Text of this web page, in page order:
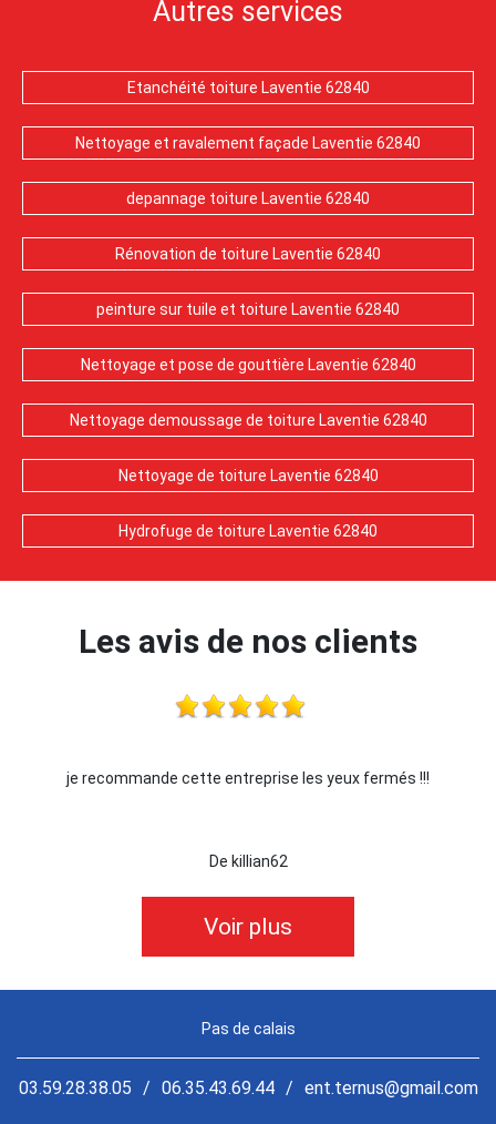
Autres services
Etanchéité toiture Laventie 62840
Nettoyage et ravalement façade Laventie 62840
depannage toiture Laventie 62840
Rénovation de toiture Laventie 62840
peinture sur tuile et toiture Laventie 62840
Nettoyage et pose de gouttière Laventie 62840
Nettoyage demoussage de toiture Laventie 62840
Nettoyage de toiture Laventie 62840
Hydrofuge de toiture Laventie 62840
Les avis de nos clients
je recommande cette entreprise les yeux fermés !!!
De killian62
Voir plus
Pas de calais
03.59.28.38.05 / 06.35.43.69.44 / ent.ternus@gmail.com